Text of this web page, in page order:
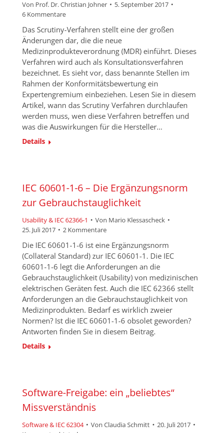
Von Prof. Dr. Christian Johner
5. September 2017
6 Kommentare
Das Scrutiny-Verfahren stellt eine der großen
Änderungen dar, die die neue
Medizinprodukteverordnung (MDR) einführt. Dieses
Verfahren wird auch als Konsultationsverfahren
bezeichnet. Es sieht vor, dass benannte Stellen im
Rahmen der Konformitätsbewertung ein
Expertengremium einbeziehen. Lesen Sie in diesem
Artikel, wann das Scrutiny Verfahren durchlaufen
werden muss, wen diese Verfahren betreffen und
was die Auswirkungen für die Hersteller…
Details
IEC 60601-1-6 – Die Ergänzungsnorm
zur Gebrauchstauglichkeit
Usability & IEC 62366-1 Von Mario Klessascheck
25. Juli 2017
2 Kommentare
Die IEC 60601-1-6 ist eine Ergänzungsnorm
(Collateral Standard) zur IEC 60601-1. Die IEC
60601-1-6 legt die Anforderungen an die
Gebrauchstauglichkeit (Usability) von medizinischen
elektrischen Geräten fest. Auch die IEC 62366 stellt
Anforderungen an die Gebrauchstauglichkeit von
Medizinprodukten. Bedarf es wirklich zweier
Normen? Ist die IEC 60601-1-6 obsolet geworden?
Antworten finden Sie in diesem Beitrag.
Details
Software-Freigabe: ein „beliebtes“
Missverständnis
Software & IEC 62304 Von Claudia Schmitt
20. Juli 2017